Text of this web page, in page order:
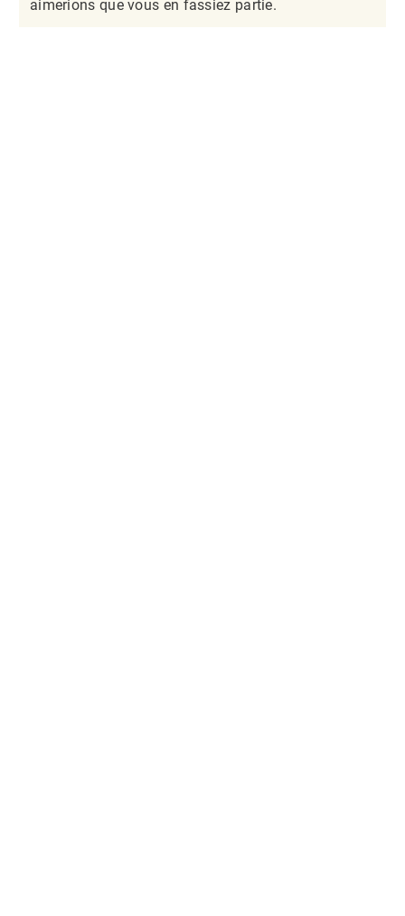
aimerions que vous en fassiez partie.​​​​​​​